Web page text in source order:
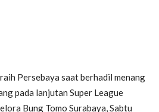
Persebaya saat berhadil menang
pada lanjutan Super League
Bung Tomo Surabaya, Sabtu